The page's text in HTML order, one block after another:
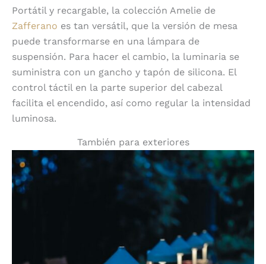
Portátil y recargable, la colección Amelie de
Zafferano es tan versátil, que la versión de mesa
puede transformarse en una lámpara de
suspensión. Para hacer el cambio, la luminaria se
suministra con un gancho y tapón de silicona. El
control táctil en la parte superior del cabezal
facilita el encendido, así como regular la intensidad
luminosa.
También para exteriores